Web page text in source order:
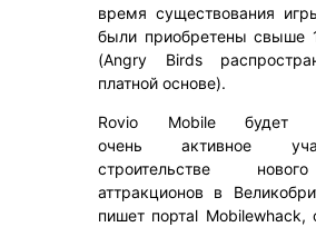
время существования
были приобретены свыше
(Angry Birds
платной основе).
Rovio Mobile будет
очень активное
строительстве
аттракционов в
пишет портаl